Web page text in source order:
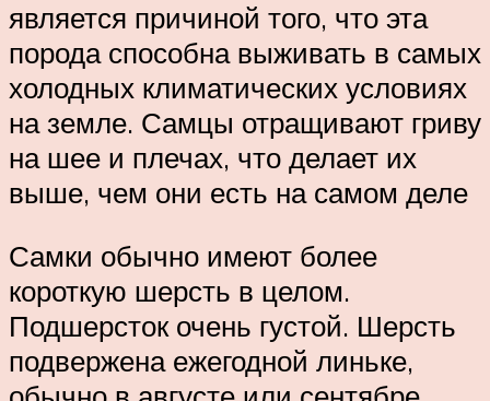
является причиной того, что эта
порода способна выживать в самых
холодных климатических условиях
на земле. Самцы отращивают гриву
на шее и плечах, что делает их
выше, чем они есть на самом деле
Самки обычно имеют более
короткую шерсть в целом.
Подшерсток очень густой. Шерсть
подвержена ежегодной линьке,